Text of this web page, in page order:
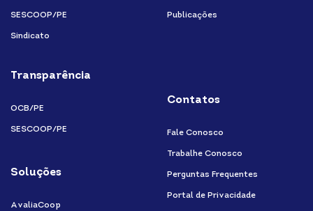
SESCOOP/PE
Sindicato
Transparência
OCB/PE
SESCOOP/PE
Soluções
AvaliaCoop
Publicações
Contatos
Fale Conosco
Trabalhe Conosco
Perguntas Frequentes
Portal de Privacidade